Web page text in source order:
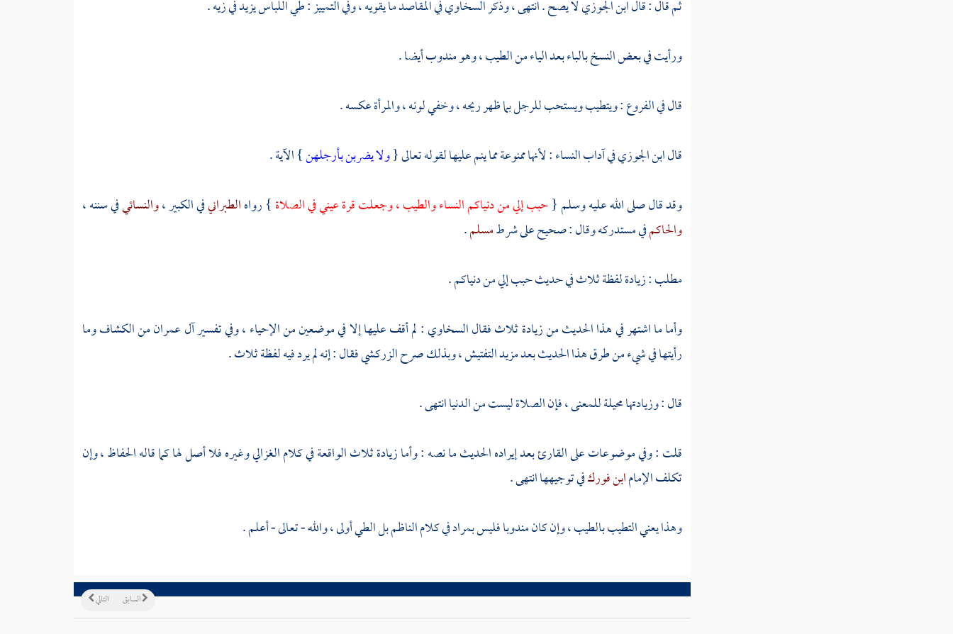
ثم قال : قالابن الجوزيلا يصح . انتهى ، وذكرالسخاويفي المقاصد ما يقويه ، وفي التمييز : طي اللباس يزيد في زيه .
ورأيت في بعض النسخ بالباء بعد الياء من الطيب ، وهو مندوب أيضا .
قال في الفروع : ويتطيب ويستحب للرجل بما ظهر ريحه ، وخفي لونه ، والمرأة عكسه .
قالابن الجوزيفي آداب النساء : لأنها ممنوعة مما ينم عليها لقوله تعالى {ولا يضربن بأرجلهن} الآية .
وقد قال صلى الله عليه وسلم {حبب إلي من دنياكم النساء والطيب ، وجعلت قرة عيني في الصلاة} رواهالطبرانيفي الكبير ،والنسائيفي سننه ،
والحاكمفي مستدركه وقال : صحيح على شرطمسلم.
مطلب : زيادة لفظة ثلاث في حديث حبب إلي من دنياكم .
وأما ما اشتهر في هذا الحديث من زيادة ثلاث فقالالسخاوي: لم أقف عليها إلا في موضعين من الإحياء ، وفي تفسير آل عمران من الكشاف وما
رأيتها في شيء من طرق هذا الحديث بعد مزيد التفتيش ، وبذلك صرحالزركشيفقال : إنه لم يرد فيه لفظة ثلاث .
قال : وزيادتها محيلة للمعنى ، فإن الصلاة ليست من الدنيا انتهى .
قلت : وفي موضوعات على القارئ بعد إيراده الحديث ما نصه : وأما زيادة ثلاث الواقعة في كلامالغزاليوغيره فلا أصل لها كما قاله الحفاظ ، وإن
تكلف الإمامابن فوركفي توجيهها انتهى .
وهذا يعني التطيب بالطيب ، وإن كان مندوبا فليس بمراد في كلامالناظمبل الطي أولى ، والله - تعالى - أعلم .
التالي السابق